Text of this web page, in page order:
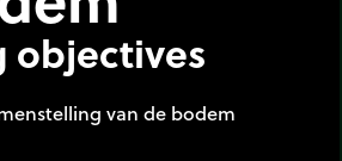
objectives
van de bodem